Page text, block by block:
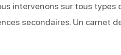
intervenons sur tous types
secondaires. Un carnet